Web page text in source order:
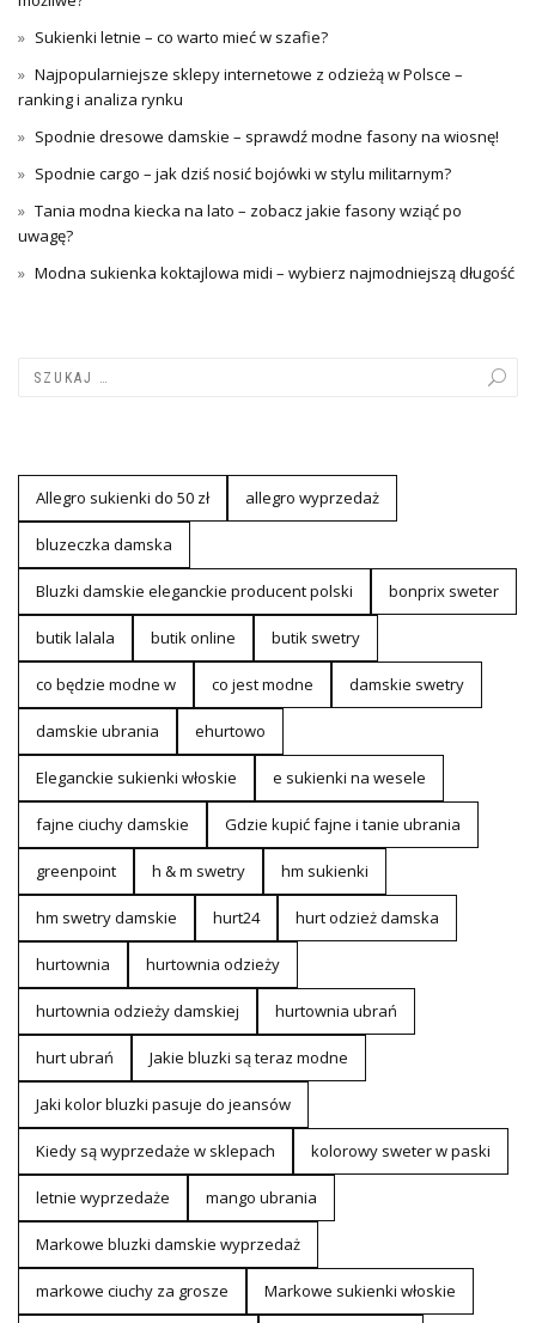
Sukienki letnie – co warto mieć w szafie?
Najpopularniejsze sklepy internetowe z odzieżą w Polsce –
ranking i analiza rynku
Spodnie dresowe damskie – sprawdź modne fasony na wiosnę!
Spodnie cargo – jak dziś nosić bojówki w stylu militarnym?
Tania modna kiecka na lato – zobacz jakie fasony wziąć po
uwagę?
Modna sukienka koktajlowa midi – wybierz najmodniejszą długość
Allegro sukienki do 50 zł allegro wyprzedaż
bluzeczka damska
Bluzki damskie eleganckie producent polski bonprix sweter
butik lalala butik online butik swetry
co będzie modne w co jest modne damskie swetry
damskie ubrania ehurtowo
Eleganckie sukienki włoskie e sukienki na wesele
fajne ciuchy damskie Gdzie kupić fajne i tanie ubrania
greenpoint h & m swetry hm sukienki
hm swetry damskie hurt24 hurt odzież damska
hurtownia hurtownia odzieży
hurtownia odzieży damskiej hurtownia ubrań
hurt ubrań Jakie bluzki są teraz modne
Jaki kolor bluzki pasuje do jeansów
Kiedy są wyprzedaże w sklepach kolorowy sweter w paski
letnie wyprzedaże mango ubrania
Markowe bluzki damskie wyprzedaż
markowe ciuchy za grosze Markowe sukienki włoskie